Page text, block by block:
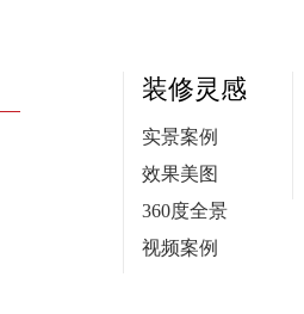
装修灵感
实景案例
效果美图
360度全景
视频案例